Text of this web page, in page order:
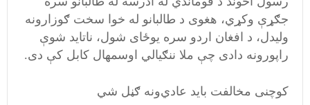
جګړې وکړي،‌ هغوی د طالبانو له خوا سخت ګوزارونه
ولیدل، د افغان اردو سره یوځای شول، ناتاید شوې
راپورونه دادی چې ملا ننګیالي اوسمهال کابل کې دی.
کوچنی مخالفت باید عادي‌ونه ګڼل شي